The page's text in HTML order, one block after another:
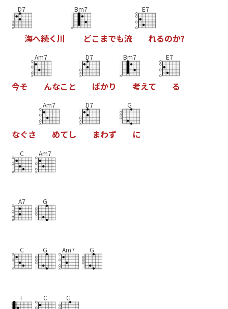
D7
海へ続く 川
Bm7
どこ までも流
E7
れるのか?
今そ
Am7
んなこ と
D7
ばかり
Bm7
考えて
E7
る
なぐさ
Am7
めてし
D7
まわず
G
に
C Am7
A7 G
C G Am7 G
F C G